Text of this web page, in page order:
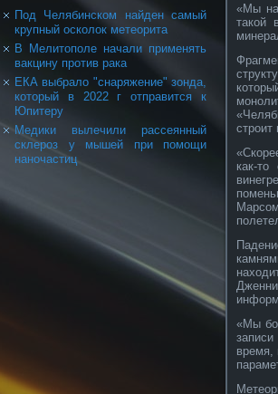
Под Челябинском найден самый
крупный осколок метеорита
В Мелитополе начали применять
вакцину против рака
ЕКА выбрало "снаряжение" зонда,
который в 2022 г отправится к
Юпитеру
Медики вылечили рассеянный
склероз у мышей при помощи
наночастиц
«Мы
такой
строит
как-
«Мы
время,